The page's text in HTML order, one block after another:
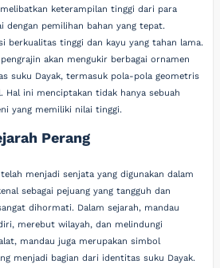
keterampilan tinggi dari para
dengan pemilihan bahan yang tepat.
berkualitas tinggi dan kayu yang tahan lama.
akan mengukir berbagai ornamen
suku Dayak, termasuk pola-pola geometris
ini menciptakan tidak hanya sebuah
yang memiliki nilai tinggi.
Perang
menjadi senjata yang digunakan dalam
sebagai pejuang yang tangguh dan
dihormati. Dalam sejarah, mandau
merebut wilayah, dan melindungi
mandau juga merupakan simbol
menjadi bagian dari identitas suku Dayak.